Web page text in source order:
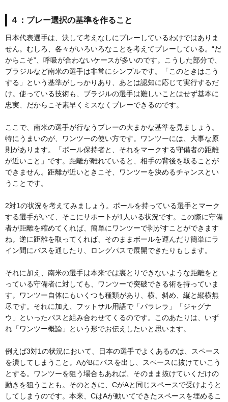
４：プレー選択の基準を作ること
日本代表選手は、決して考えなしにプレーしているわけではありま
せん。むしろ、各々がいろいろなことを考えてプレーしている。“だ
からこそ”、呼吸が合わないケースが多いのです。こうした部分で、
ブラジルなど南米の選手は非常にシンプルです。「このときはこう
する」という基準がしっかりあり、あとは認知に応じて実行するだ
け。使っている技術も、ブラジルの選手は難しいことはせず基本に
忠実、だからこそ素早くミスなくプレーできるのです。
ここで、南米の選手が行なうプレーの大まかな基準を見ましょう。
特にうまいのが、ワンツーの使い方です。ワンツーには、大事な原
則があります。「ボール保持者と、それをマークする守備者の距離
が近いこと」です。距離が離れていると、相手の背後を取ることが
できません。距離が近いときこそ、ワンツーを決めるチャンスとい
うことです。
2対1の状況を考えてみましょう。ボールを持っている選手とマーク
する選手がいて、そこにサポートが1人いる状況です。この際に守備
者が距離を縮めてくれば、簡単にワンツーで剥がすことができます
ね。逆に距離を取ってくれば、そのままボールを運んだり簡単にラ
イン間にパスを通したり、ロングパスで展開できたりもします。
それに加え、南米の選手は本来では裏とりできないような距離をと
っている守備者に対しても、ワンツーで突破できる術を持っていま
す。ワンツー自体にもいくつも種類があり、横、斜め、縦と縦横無
尽です。それに加え、フットサル用語で「パラレラ」「ジャグナ
ウ」といったパスと組み合わせてくるのです。このあたりは、いず
れ「ワンツー概論」という形でお伝えしたいと思います。
例えば3対1の状況において、日本の選手でよくあるのは、スペース
を潰してしまうこと。AがBにパスを出し、スペースに抜けていこう
とする。ワンツーを狙う場合もあれば、そのまま抜けていくだけの
動きを狙うことも。そのときに、CがAと同じスペースで受けようと
してしまうのです。本来、CはAが動いてできたスペースを埋めるこ